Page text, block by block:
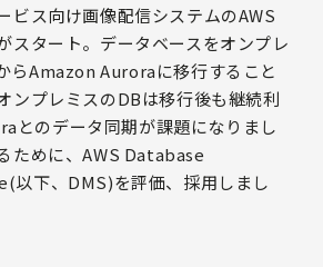
ビス向け画像配信システムのAWS
スタート。データベースをオンプレ
らAmazon Auroraに移行すること
ンプレミスのDBは移行後も継続利
とのデータ同期が課題になりまし
ために、AWS Database
下、DMS)を評価、採用しまし